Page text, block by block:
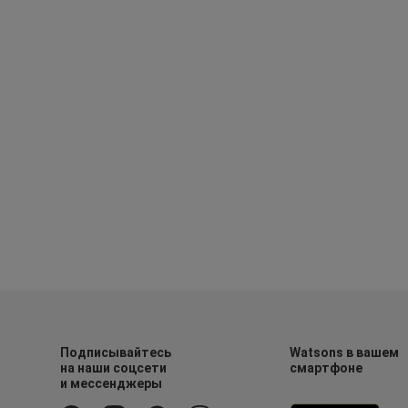
Подписывайтесь
на наши соцсети
и мессенджеры
Watsons в вашем
смартфоне